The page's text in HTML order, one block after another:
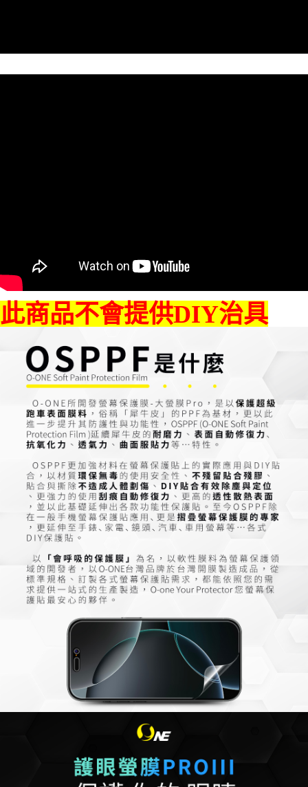
此商品不會提供DIY治具